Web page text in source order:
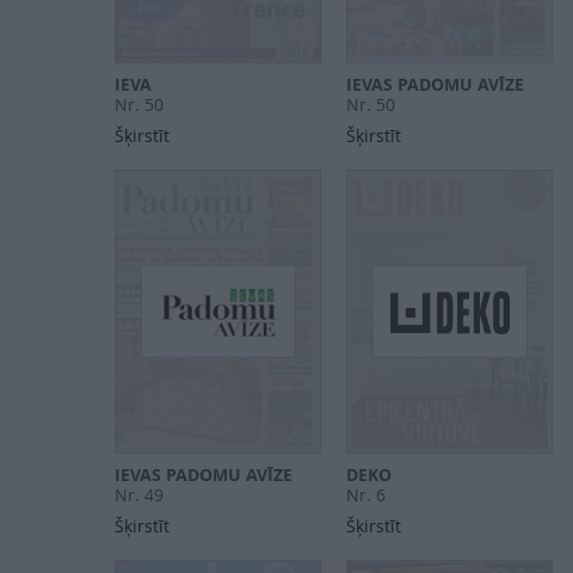
IEVA
Nr. 50
Šķirstīt
IEVAS PADOMU AVĪZE
Nr. 50
Šķirstīt
IEVAS PADOMU AVĪZE
Nr. 49
Šķirstīt
DEKO
Nr. 6
Šķirstīt